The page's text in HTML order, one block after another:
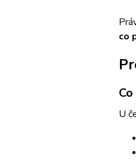
co
U